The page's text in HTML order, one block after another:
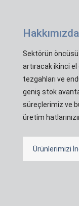
Hakkımızda
Sektörün
artıracak ikinci
tezgahları ve
geniş stok
süreçlerimiz ve
üretim
Ürünlerimizi